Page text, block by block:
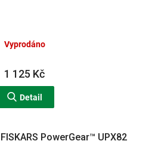
Vyprodáno
1 125 Kč
Detail
PowerGear™ UPX82